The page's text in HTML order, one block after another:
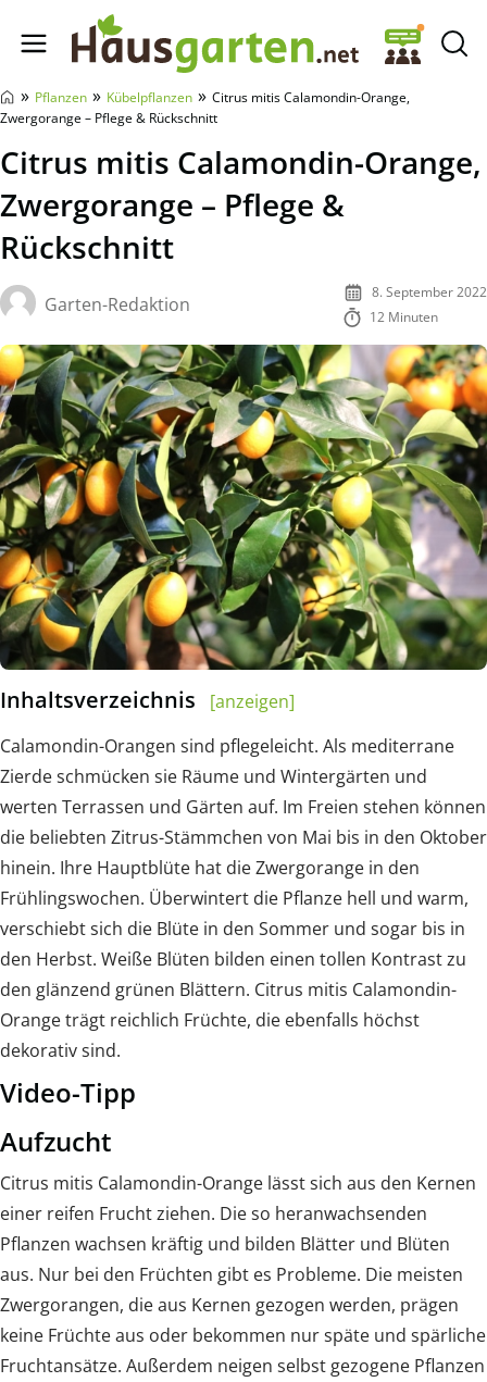
Hausgarten.net
» Pflanzen » Kübelpflanzen » Citrus mitis Calamondin-Orange,
Zwergorange – Pflege & Rückschnitt
Citrus mitis Calamondin-Orange,
Zwergorange – Pflege &
Rückschnitt
Garten-Redaktion
8. September 2022
12 Minuten
Inhaltsverzeichnis
[anzeigen]
Calamondin-Orangen sind pflegeleicht. Als mediterrane
Zierde schmücken sie Räume und Wintergärten und
werten Terrassen und Gärten auf. Im Freien stehen können
die beliebten Zitrus-Stämmchen von Mai bis in den Oktober
hinein. Ihre Hauptblüte hat die Zwergorange in den
Frühlingswochen. Überwintert die Pflanze hell und warm,
verschiebt sich die Blüte in den Sommer und sogar bis in
den Herbst. Weiße Blüten bilden einen tollen Kontrast zu
den glänzend grünen Blättern. Citrus mitis Calamondin-
Orange trägt reichlich Früchte, die ebenfalls höchst
dekorativ sind.
Video-Tipp
Aufzucht
Citrus mitis Calamondin-Orange lässt sich aus den Kernen
einer reifen Frucht ziehen. Die so heranwachsenden
Pflanzen wachsen kräftig und bilden Blätter und Blüten
aus. Nur bei den Früchten gibt es Probleme. Die meisten
Zwergorangen, die aus Kernen gezogen werden, prägen
keine Früchte aus oder bekommen nur späte und spärliche
Fruchtansätze. Außerdem neigen selbst gezogene Pflanzen